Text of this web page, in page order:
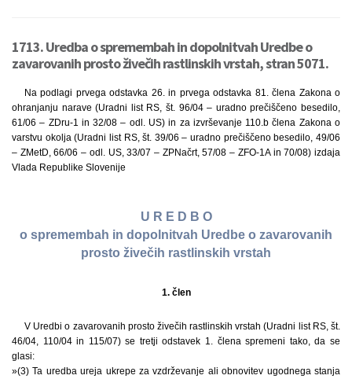
1713. Uredba o spremembah in dopolnitvah Uredbe o
zavarovanih prosto živečih rastlinskih vrstah, stran 5071.
Na podlagi prvega odstavka 26. in prvega odstavka 81. člena Zakona o
ohranjanju narave (Uradni list RS, št. 96/04 – uradno prečiščeno besedilo,
61/06 – ZDru-1 in 32/08 – odl. US) in za izvrševanje 110.b člena Zakona o
varstvu okolja (Uradni list RS, št. 39/06 – uradno prečiščeno besedilo, 49/06
– ZMetD, 66/06 – odl. US, 33/07 – ZPNačrt, 57/08 – ZFO-1A in 70/08) izdaja
Vlada Republike Slovenije
U R E D B O
o spremembah in dopolnitvah Uredbe o zavarovanih
prosto živečih rastlinskih vrstah
1. člen
V Uredbi o zavarovanih prosto živečih rastlinskih vrstah (Uradni list RS, št.
46/04, 110/04 in 115/07) se tretji odstavek 1. člena spremeni tako, da se
glasi:
»(3) Ta uredba ureja ukrepe za vzdrževanje ali obnovitev ugodnega stanja